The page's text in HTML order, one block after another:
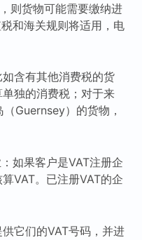
则货物可能需要缴纳进
和海关规则将适用，电
含有其他消费税的货
独的消费税；对于来
Guernsey）的货物，
如果客户是VAT注册企
VAT。已注册VAT的企
它们的VAT号码，并进